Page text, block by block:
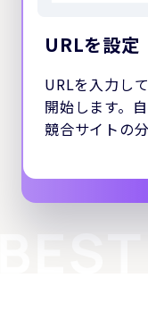
URLを設定
URLを入力し
開始します。
競合サイトの